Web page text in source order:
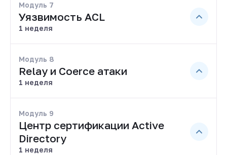
Модуль 7
Уязвимость ACL
1 неделя
Модуль 8
Relay и Coerce атаки
1 неделя
Модуль 9
Центр сертификации Active
Directory
1 неделя